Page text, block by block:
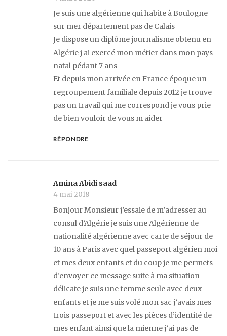
Je suis une algérienne qui habite à Boulogne
sur mer département pas de Calais
Je dispose un diplôme journalisme obtenu en
Algérie j ai exercé mon métier dans mon pays
natal pédant 7 ans
Et depuis mon arrivée en France époque un
regroupement familiale depuis 2012 je trouve
pas un travail qui me correspond je vous prie
de bien vouloir de vous m aider
RÉPONDRE
Amina Abidi saad
4 mai 2018
Bonjour Monsieur j’essaie de m’adresser au
consul d’Algérie je suis une Algérienne de
nationalité algérienne avec carte de séjour de
10 ans à Paris avec quel passeport algérien moi
et mes deux enfants et du coup je me permets
d’envoyer ce message suite à ma situation
délicate je suis une femme seule avec deux
enfants et je me suis volé mon sac j’avais mes
trois passeport et avec les pièces d’identité de
mes enfant ainsi que la mienne j’ai pas de